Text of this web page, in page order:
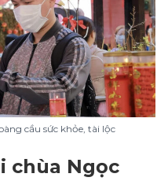
cầu sức khỏe, tài lộc
chùa Ngọc